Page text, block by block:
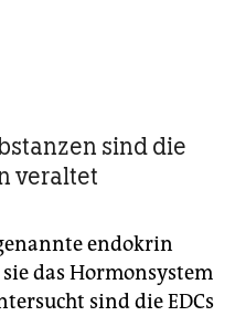
sind die
veraltet
endokrin
das Hormonsystem
sind die EDCs